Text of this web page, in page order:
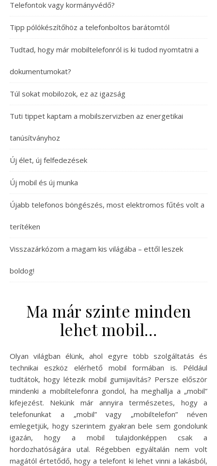
Telefontok vagy kormányvédő?
Tipp pólókészítőhöz a telefonboltos barátomtól
Tudtad, hogy már mobiltelefonról is ki tudod nyomtatni a
dokumentumokat?
Túl sokat mobilozok, ez az igazság
Tuti tippet kaptam a mobilszervizben az energetikai
tanúsítványhoz
Új élet, új felfedezések
Új mobil és új munka
Újabb telefonos böngészés, most elektromos fűtés volt a
terítéken
Visszazárkózom a magam kis világába – ettől leszek
boldog!
Ma már szinte minden
lehet mobil…
Olyan világban élünk, ahol egyre több szolgáltatás és
technikai eszköz elérhető mobil formában is. Például
tudtátok, hogy létezik mobil gumijavítás? Persze először
mindenki a mobiltelefonra gondol, ha meghallja a „mobil”
kifejezést. Nekünk már annyira természetes, hogy a
telefonunkat a „mobil” vagy „mobiltelefon” néven
emlegetjük, hogy szerintem gyakran bele sem gondolunk
igazán, hogy a mobil tulajdonképpen csak a
hordozhatóságára utal. Régebben egyáltalán nem volt
magától értetődő, hogy a telefont ki lehet vinni a lakásból,